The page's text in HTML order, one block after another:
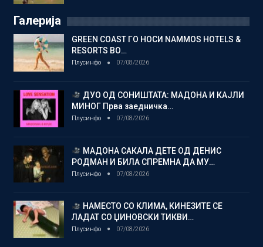
Галерија
GREEN COAST ГО НОСИ NAMMOS HOTELS &
RESORTS ВО…
Плусинфо 07/08/2026
ДУО ОД СОНИШТАТА: МАДОНА И КАЈЛИ
МИНОГ Прва заедничка…
Плусинфо 07/08/2026
МАДОНА САКАЛА ДЕТЕ ОД ДЕНИС
РОДМАН И БИЛА СПРЕМНА ДА МУ…
Плусинфо 07/08/2026
НАМЕСТО СО КЛИМА, КИНЕЗИТЕ СЕ
ЛАДАТ СО ЏИНОВСКИ ТИКВИ…
Плусинфо 07/08/2026